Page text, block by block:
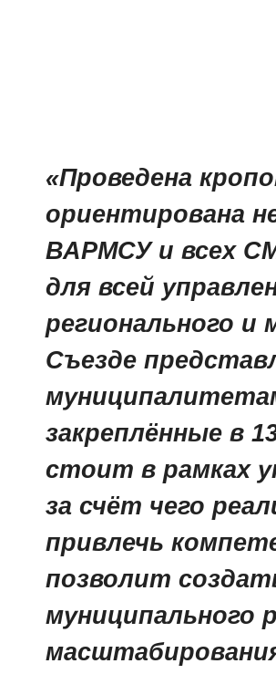
«Проведена
ориентирована
ВАРМСУ и всех
для всей
регионального и
Съезде
закреплённые в
стоит в рамках
за счёт чего
привлечь
позволит
муниципального